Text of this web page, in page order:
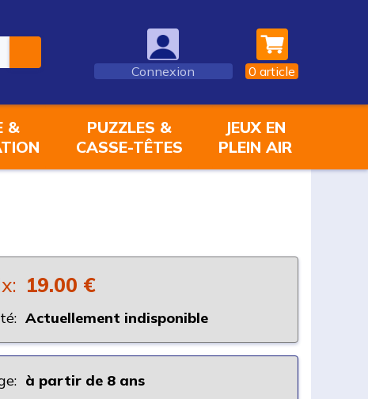
Connexion 0 article
&
PUZZLES &
CASSE-TÊTES
JEUX EN
PLEIN AIR
19.00 €
Actuellement indisponible
à partir de 8 ans